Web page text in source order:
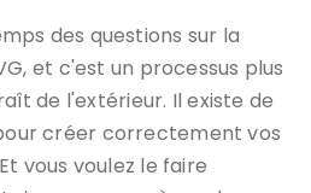
des questions sur la
et c'est un processus plus
de l'extérieur. Il existe de
créer correctement vos
vous voulez le faire